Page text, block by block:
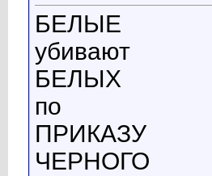
БЕЛЫЕ
убивают
БЕЛЫХ
по
ПРИКАЗУ
ЧЕРНОГО